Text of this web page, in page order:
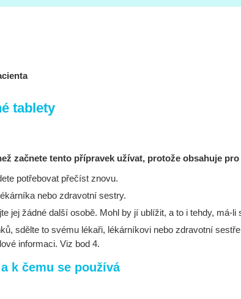
tablety
začnete tento přípravek užívat, protože obsahuje
potřebovat přečíst znovu.
nebo zdravotní sestry.
jej žádné další osobě. Mohl by jí ublížit, a to i tehdy, má-
sdělte to svému lékaři, lékárníkovi nebo zdravotní
informaci. Viz bod 4.
k čemu se používá